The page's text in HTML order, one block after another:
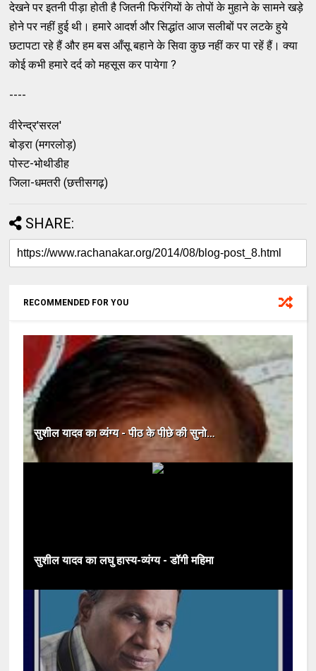
देखने पर इतनी पीड़ा होती है जितनी फिरंगियों के तोपों के मुहाने के सामने खड़े
होने पर नहीं हुई थी। हमारे आदर्श और सिद्धांत आज सलीबों पर लटके हुये
छटापटा रहे हैं और हम बस आँसू बहाने के सिवा कुछ नहीं कर पा रहें हैं। क्या
कोई कभी हमारे दर्द को महसूस कर पायेगा ?
----
वीरेन्द्र'सरल'
बोड़रा (मगरलोड़)
पोस्ट-भोथीडीह
जिला-धमतरी (छत्तीसगढ़)
SHARE:
RECOMMENDED FOR YOU
सुशील यादव का व्यंग्य - पीठ के पीछे की सुनो…
सुशील यादव का लघु हास्य-व्यंग्य - डॉगी महिमा